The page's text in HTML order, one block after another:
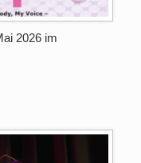
2026 im